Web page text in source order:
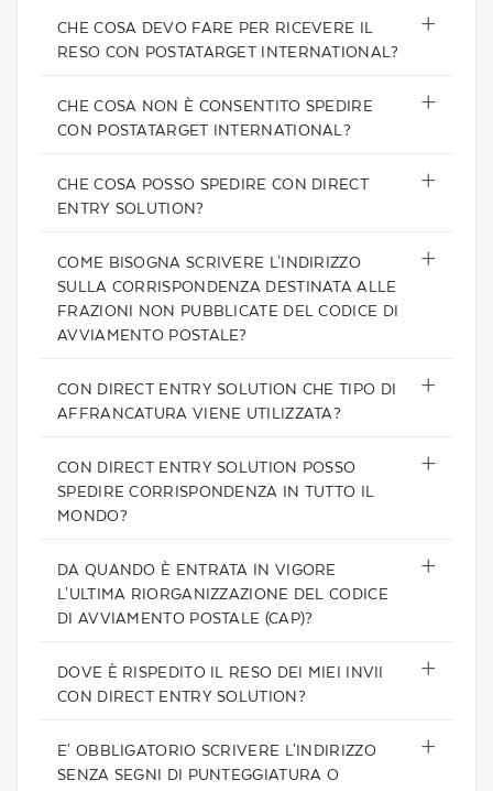
CHE COSA DEVO FARE PER RICEVERE IL
RESO CON POSTATARGET INTERNATIONAL?
CHE COSA NON È CONSENTITO SPEDIRE
CON POSTATARGET INTERNATIONAL?
CHE COSA POSSO SPEDIRE CON DIRECT
ENTRY SOLUTION?
COME BISOGNA SCRIVERE L'INDIRIZZO
SULLA CORRISPONDENZA DESTINATA ALLE
FRAZIONI NON PUBBLICATE DEL CODICE DI
AVVIAMENTO POSTALE?
CON DIRECT ENTRY SOLUTION CHE TIPO DI
AFFRANCATURA VIENE UTILIZZATA?
CON DIRECT ENTRY SOLUTION POSSO
SPEDIRE CORRISPONDENZA IN TUTTO IL
MONDO?
DA QUANDO È ENTRATA IN VIGORE
L'ULTIMA RIORGANIZZAZIONE DEL CODICE
DI AVVIAMENTO POSTALE (CAP)?
DOVE È RISPEDITO IL RESO DEI MIEI INVII
CON DIRECT ENTRY SOLUTION?
E' OBBLIGATORIO SCRIVERE L'INDIRIZZO
SENZA SEGNI DI PUNTEGGIATURA O